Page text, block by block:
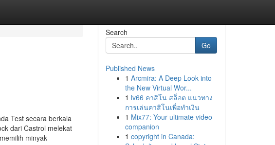
Test secara berkala
dari Castrol melekat
minyak
Search
Go
Published News
1 Arcmira: A Deep Look into
the New Virtual Wor...
1 lv66 คาสิโน สล็อต แนวทาง
การเล่นคาสิโนเพื่อทำเงิน
1 Mix77: Your ultimate video
companion
1 copyright in Canada: